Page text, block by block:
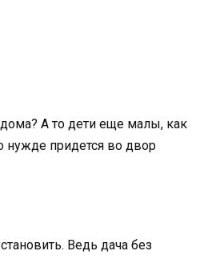
А то дети еще малы, как
нужде придется во двор
Ведь дача без